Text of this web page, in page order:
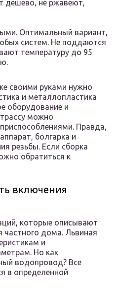
дешево, не ржавеют,
Оптимальный вариант,
систем. Не поддаются
температуру до 95
своими руками нужно
и металлопластика
оборудование и
можно
Правда,
болгарка и
резьбы. Если сборка
обратиться к
включения
которые описывают
дома. Львиная
и
Но как
водопровод? Все
в определенной